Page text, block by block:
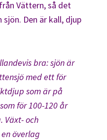
Vättern, så det
Den är kall, djup
bra: sjön är
med ett för
som är på
för 100-120 år
Växt- och
överlag